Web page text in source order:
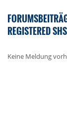
REGISTERED
Keine Meldung